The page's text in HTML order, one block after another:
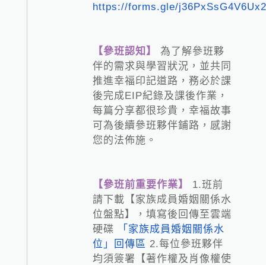
Loading...
https://forms.gle/
【參班認知】
為了解參班夥
伴的需求與學習狀況，並共同
推進幸福印記道路，務必於課
後完成EIP紀錄及課後作業，
每篇分享都很珍貴，幸福故事
可為後續參班夥伴鋪路，感謝
您的法佈施。
【參班前重要作業】
1.班前
請下載【家族成員婚姻關係水
位盤點】，填寫後回傳至雲端
硬碟
「家族成員婚姻關係水
位」回傳區 2.每位參班夥伴
均須簽署【著作權及肖像權使